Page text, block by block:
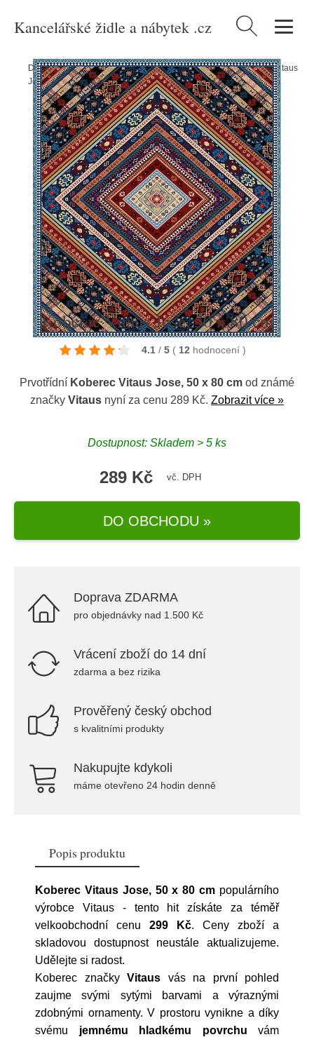
Kancelářské židle a nábytek .cz Vyhledávání
Domů/Produkty/Textil/Koberce a rohožky/Koberce/Koberec Vitaus
Jose, 50 x 80 cm
Koberec Vitaus Jose, 50 x 80 cm
4.1 / 5 ( 12 hodnocení )
Prvotřídní Koberec Vitaus Jose, 50 x 80 cm od známé
značky Vitaus nyní za cenu 289 Kč. Zobrazit více »
Dostupnost: Skladem > 5 ks
289 Kč vč. DPH
DO OBCHODU »
Doprava ZDARMA
pro objednávky nad 1.500 Kč
Vrácení zboží do 14 dní
zdarma a bez rizika
Prověřený český obchod
s kvalitními produkty
Nakupujte kdykoli
máme otevřeno 24 hodin denně
Popis produktu
Koberec Vitaus Jose, 50 x 80 cm populárního
výrobce Vitaus- tento hit získáte za téměř
velkoobchodní cenu 299 Kč. Ceny zboží a
skladovou dostupnost neustále aktualizujeme.
Udělejte si radost.
Koberec značky Vitaus vás na první pohled
zaujme svými sytými barvami a výraznými
zdobnými ornamenty. V prostoru vynikne a díky
svému jemnému hladkému povrchu vám